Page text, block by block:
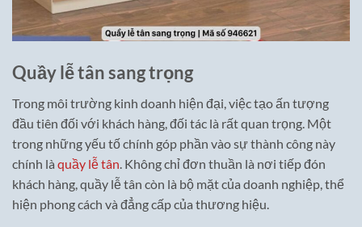
Quầy lễ tân sang trọng
Trong môi trường kinh doanh hiện đại, việc tạo ấn tượng
đầu tiên đối với khách hàng, đối tác là rất quan trọng. Một
trong những yếu tố chính góp phần vào sự thành công này
chính là quầy lễ tân. Không chỉ đơn thuần là nơi tiếp đón
khách hàng, quầy lễ tân còn là bộ mặt của doanh nghiệp, thể
hiện phong cách và đẳng cấp của thương hiệu.